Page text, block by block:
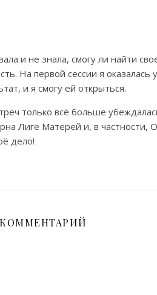
и не знала, смогу ли найти
На первой сессии я
и я смогу ей открыться.
только всё больше
Лиге Матерей и, в
дело!